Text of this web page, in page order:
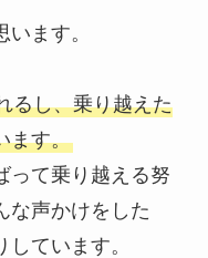
ます。
るし、乗り越えた
ます。
って乗り越える努
な声かけをした
ています。